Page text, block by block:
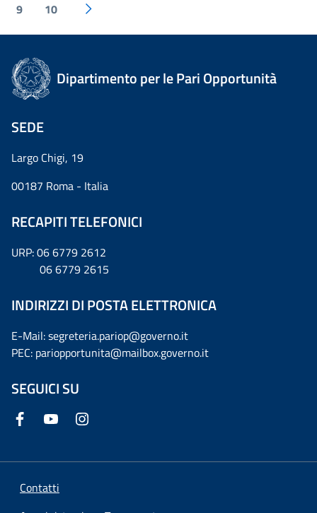
9 10
Dipartimento per le Pari Opportunità
SEDE
Largo Chigi, 19
00187 Roma - Italia
RECAPITI TELEFONICI
URP: 06 6779 2612
06 6779 2615
INDIRIZZI DI POSTA ELETTRONICA
E-Mail: segreteria.pariop@governo.it
PEC: pariopportunita@mailbox.governo.it
SEGUICI SU
Contatti